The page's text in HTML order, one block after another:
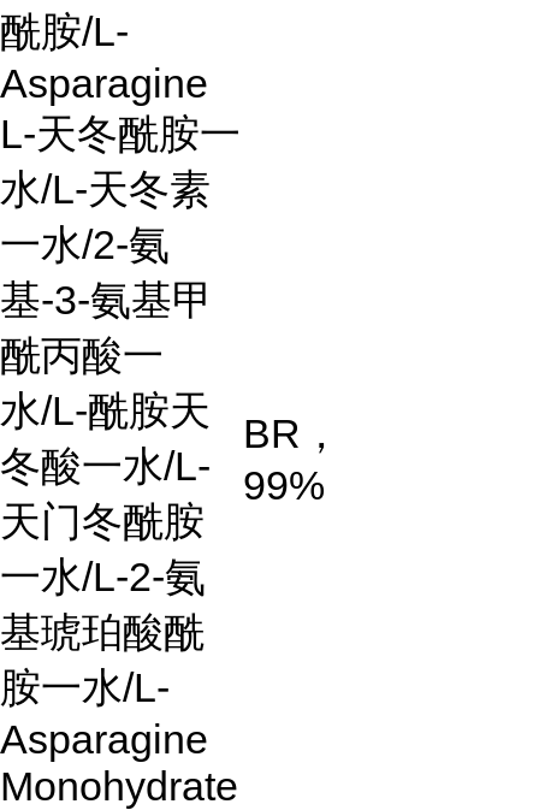
酰胺/L-
Asparagine
L-天冬酰胺一
水/L-天冬素
一水/2-氨
基-3-氨基甲
酰丙酸一
水/L-酰胺天
冬酸一水/L-
天门冬酰胺
一水/L-2-氨
基琥珀酸酰
胺一水/L-
Asparagine
Monohydrate
BR ，
99%